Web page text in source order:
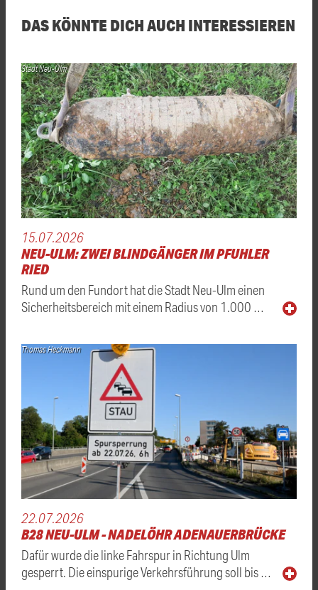
DAS KÖNNTE DICH AUCH INTERESSIEREN
Stadt Neu-Ulm
15.07.2026
NEU-ULM: ZWEI BLINDGÄNGER IM PFUHLER
RIED
Rund um den Fundort hat die Stadt Neu-Ulm einen
Sicherheitsbereich mit einem Radius von 1.000 …
Thomas Heckmann
22.07.2026
B28 NEU-ULM - NADELÖHR ADENAUERBRÜCKE
Dafür wurde die linke Fahrspur in Richtung Ulm
gesperrt. Die einspurige Verkehrsführung soll bis …